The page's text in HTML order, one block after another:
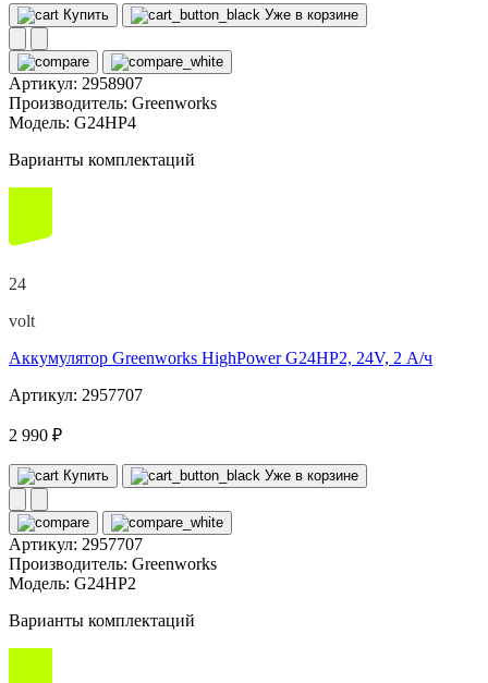
Купить Уже в корзине
Артикул: 2958907
Производитель: Greenworks
Модель: G24HP4
Варианты комплектаций
24
volt
Аккумулятор Greenworks HighPower G24HP2, 24V, 2 А/ч
Артикул: 2957707
2 990 ₽
Купить Уже в корзине
Артикул: 2957707
Производитель: Greenworks
Модель: G24HP2
Варианты комплектаций